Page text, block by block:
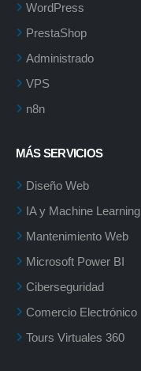
WordPress
PrestaShop
Administrado
VPS
n8n
MÁS SERVICIOS
Diseño Web
IA y Machine Learning
Mantenimiento Web
Microsoft Power BI
Ciberseguridad
Comercio Electrónico
Tours Virtuales 360